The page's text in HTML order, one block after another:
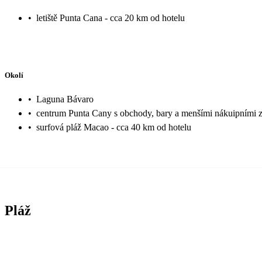
• letiště Punta Cana - cca 20 km od hotelu
Okolí
• Laguna Bávaro
• centrum Punta Cany s obchody, bary a menšími nákuipními
• surfová pláž Macao - cca 40 km od hotelu
Pláž